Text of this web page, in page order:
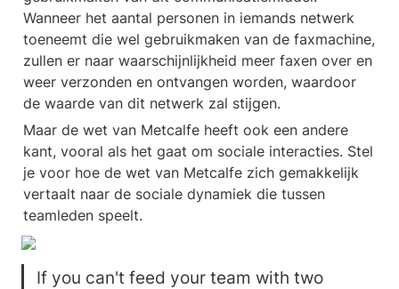
Wanneer het aantal personen in iemands netwerk
toeneemt die wel gebruikmaken van de faxmachine,
zullen er naar waarschijnlijkheid meer faxen over en
weer verzonden en ontvangen worden, waardoor
de waarde van dit netwerk zal stijgen.
Maar de wet van Metcalfe heeft ook een andere
kant, vooral als het gaat om sociale interacties. Stel
je voor hoe de wet van Metcalfe zich gemakkelijk
vertaalt naar de sociale dynamiek die tussen
teamleden speelt.
If you can't feed your team with two